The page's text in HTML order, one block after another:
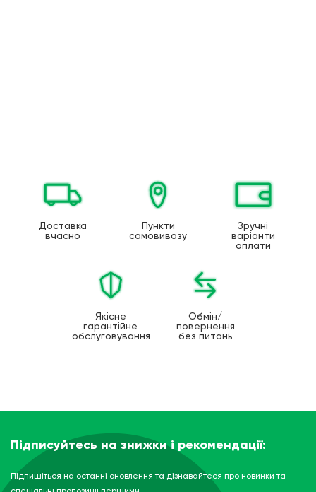
Доставка
вчасно
Пункти
самовивозу
Зручні
варіанти
оплати
Якісне
гарантійне
обслуговування
Обмін/
повернення
без питань
Підписуйтесь на знижки і рекомендації:
Підпишіться на останні оновлення та дізнавайтеся про новинки та